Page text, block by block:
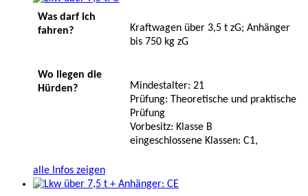
Was darf ich
fahren?
Kraftwagen über 3,5 t zG; Anhänger
bis 750 kg zG
Wo liegen die
Hürden?
Mindestalter: 21
Prüfung: Theoretische und praktische
Prüfung
Vorbesitz: Klasse B
eingeschlossene Klassen: C1,
alle Infos zeigen